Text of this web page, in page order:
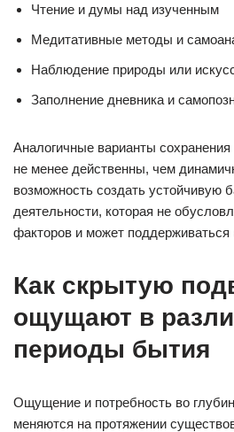
Чтение и думы над изученным
Медитативные методы и
Наблюдение природы или
Заполнение дневника и
Аналогичные варианты сохранения
не менее действенны, чем
возможность создать устойчивую
деятельности, которая не
факторов и может
Как скрытую
ощущают в
периоды бытия
Ощущение и потребность во
меняются на протяжении